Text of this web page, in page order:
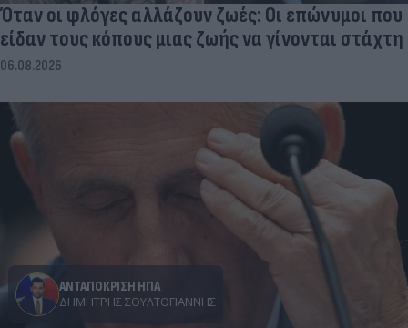
Όταν οι φλόγες αλλάζουν ζωές: Οι επώνυμοι που
είδαν τους κόπους μιας ζωής να γίνονται στάχτη
06.08.2026
ΑΝΤΑΠΟΚΡΙΣΗ ΗΠΑ
ΔΗΜΉΤΡΗΣ ΣΟΥΛΤΟΓΙΆΝΝΗΣ